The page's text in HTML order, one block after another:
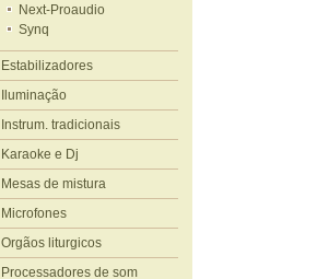
Next-Proaudio
Synq
Estabilizadores
Iluminação
Instrum. tradicionais
Karaoke e Dj
Mesas de mistura
Microfones
Orgãos liturgicos
Processadores de som